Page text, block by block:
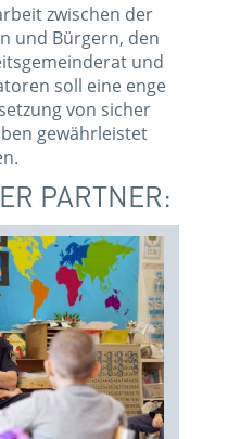
zwischen der
und Bürgern, den
und
soll eine enge
von sicher
gewährleistet
PARTNER: